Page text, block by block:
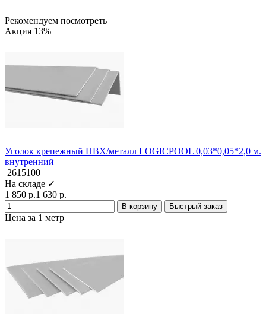
Рекомендуем посмотреть
Акция 13%
Уголок крепежный ПВХ/металл LOGICPOOL 0,03*0,05*2,0 м.
внутренний
2615100
На складе ✓
1 850 р.1 630 р.
В корзину Быстрый заказ
Цена за 1 метр